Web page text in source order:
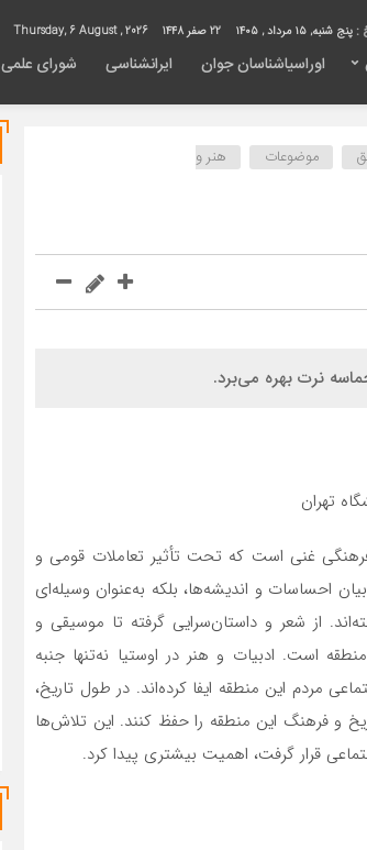
: پنج شنبه, ۱۵ مرداد , ۱۴۰۵ 22 صفر 1448
اوراسیاشناسان جوان ایرانشناسی شورای علمی
موضوعات
هنر و
نرت بهره می‌برد.
تهران
فرهنگی غنی است که تحت تأثیر تعاملات قومی و
احساسات و اندیشه‌ها، بلکه به‌عنوان وسیله‌ای
از شعر و داستان‌سرایی گرفته تا موسیقی و
است. ادبیات و هنر در اوستیا نه‌تنها جنبه
مردم این منطقه ایفا کرده‌اند. در طول تاریخ،
و فرهنگ این منطقه را حفظ کنند. این تلاش‌ها
قرار گرفت، اهمیت بیشتری پیدا کرد.